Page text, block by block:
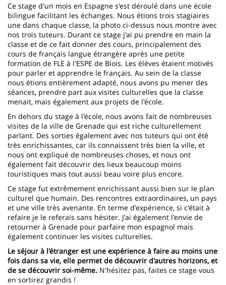
Ce stage d'un mois en Espagne s'est déroulé dans une école
bilingue facilitant les échanges. Nous étions trois stagiaires
une dans chaque classe, la photo ci-dessus nous montre avec
nos trois tuteurs. Durant ce stage j'ai pu prendre en main la
classe et de ce fait donner des cours, principalement des
cours de français langue étrangère après une petite
formation de FLE à l'ESPE de Blois. Les élèves étaient motivés
pour parler et apprendre le français. Au sein de la classe
nous étions entièrement adapté, nous avons pu mener des
séances, prendre part aux visites culturelles que la classe
menait, mais également aux projets de l'école.
En dehors du stage à l'école, nous avons fait de nombreuses
visites de la ville de Grenade qui est riche culturellement
parlant. Des sorties également avec nos tuteurs qui ont été
très enrichissantes, car ils connaissent très bien la ville, et
nous ont expliqué de nombreuses choses, et nous ont
également fait découvrir des lieux beaucoup moins
touristiques mais tout aussi beau voire plus encore.
Ce stage fut extrêmement enrichissant aussi bien sur le plan
culturel que humain. Des rencontres extraordinaires, un pays
et une ville très avenante. En terme d'expérience, si c'était à
refaire je le referais sans hésiter. J'ai également l'envie de
retourner à Grenade pour parfaire mon espagnol mais
également continuer les visites culturelles.
Le séjour à l'étranger est une expérience à faire au moins une
fois dans sa vie, elle permet de découvrir d'autres horizons, et
de se découvrir soi-même. N'hésitez pas, faites ce stage vous
en sortirez grandis !